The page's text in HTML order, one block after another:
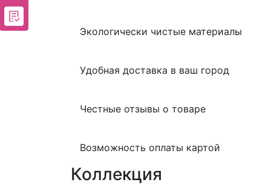
Экологически чистые материалы
Удобная доставка в ваш город
Честные отзывы о товаре
Возможность оплаты картой
Коллекция